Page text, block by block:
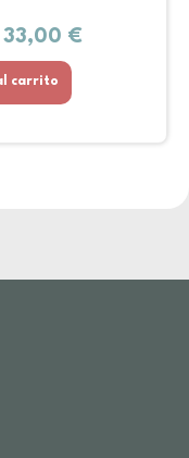
33,00 €
carrito